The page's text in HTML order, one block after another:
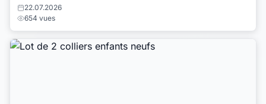
22.07.2026
654 vues